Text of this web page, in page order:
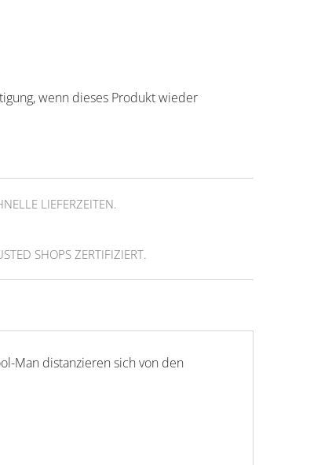
wenn dieses Produkt wieder
LIEFERZEITEN.
SHOPS ZERTIFIZIERT.
Man distanzieren sich von den